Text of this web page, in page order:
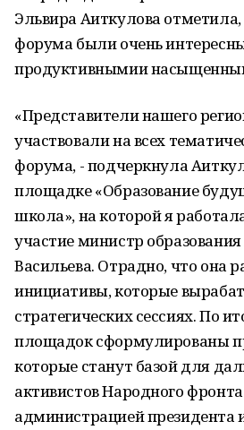
Эльвира Аиткулова
форума были очень
продуктивнымии
«Представители нашего
участвовали на всех
форума, - подчеркнула
площадке «Образование
школа», на которой я
участие министр
Васильева. Отрадно, что она
инициативы, которые
стратегических сессиях. По
площадок сформулированы
которые станут базой для
активистов Народного фронта
администрацией президента